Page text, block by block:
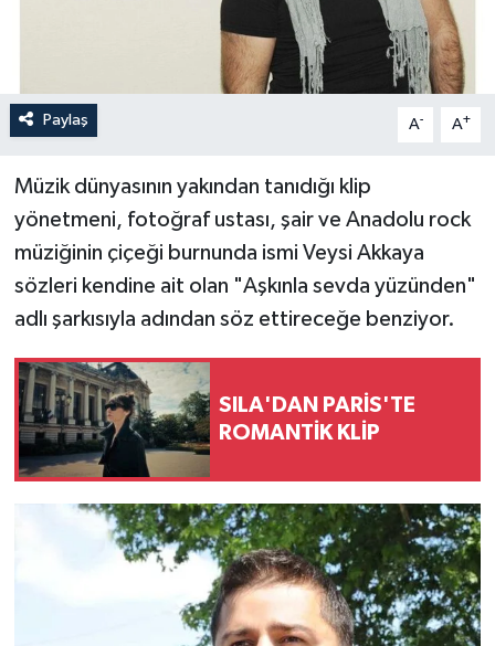
Paylaş A- A+
Müzik dünyasının yakından tanıdığı klip
yönetmeni, fotoğraf ustası, şair ve Anadolu rock
müziğinin çiçeği burnunda ismi Veysi Akkaya
sözleri kendine ait olan "Aşkınla sevda yüzünden"
adlı şarkısıyla adından söz ettireceğe benziyor.
SILA'DAN PARİS'TE
ROMANTİK KLİP